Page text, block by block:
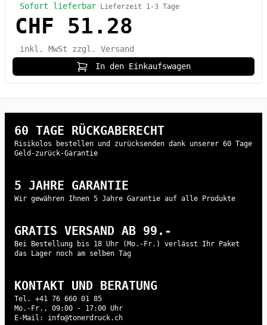
Sofort lieferbar Lieferzeit 1-3 Tage
CHF 51.28
inkl. MwSt
zzgl. Versand
In den Einkaufswagen
60 TAGE RÜCKGABERECHT
Risikolos bestellen und zurücksenden dank unserer 60 Tage
Geld-zurück-Garantie
5 JAHRE GARANTIE
Wir gewähren Ihnen 5 Jahre Garantie auf alle Produkte
GRATIS VERSAND AB 99.-
Bei Bestellung bis 18 Uhr (Mo.-Fr.) verlässt Ihr Paket
das Lager noch am selben Tag
KONTAKT UND BERATUNG
Tel. +41 76 660 01 85
Mo.-Fr., 09:00 - 17:00 Uhr
E-Mail: info@tonerdruck.ch